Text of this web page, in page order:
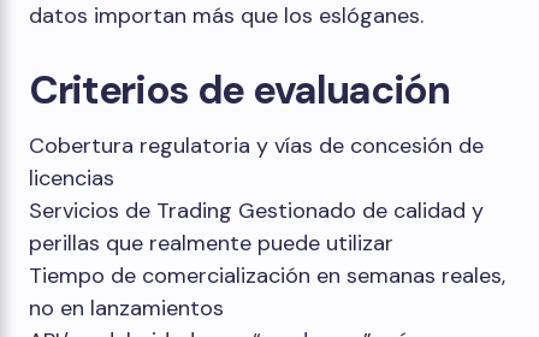
datos importan más que los eslóganes.
Criterios de evaluación
Cobertura regulatoria y vías de concesión de
licencias
Servicios de Trading Gestionado de calidad y
perillas que realmente puede utilizar
Tiempo de comercialización en semanas reales,
no en lanzamientos